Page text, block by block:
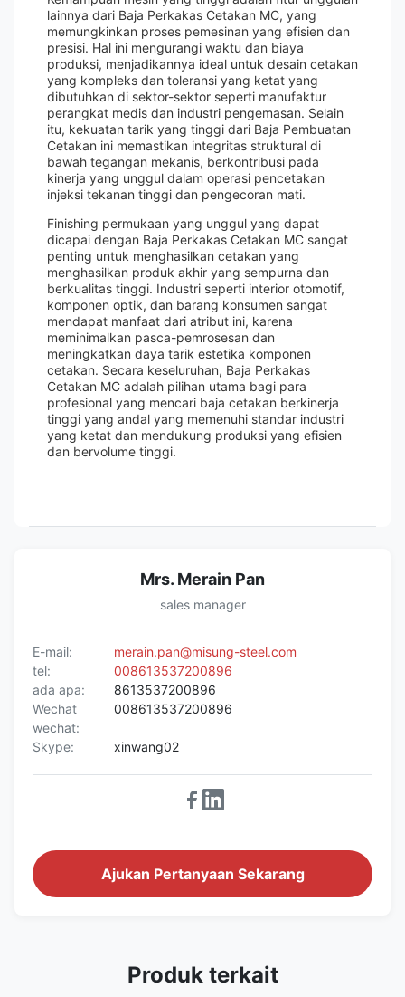
lainnya dari Baja Perkakas Cetakan MC, yang
memungkinkan proses pemesinan yang efisien dan
presisi. Hal ini mengurangi waktu dan biaya
produksi, menjadikannya ideal untuk desain cetakan
yang kompleks dan toleransi yang ketat yang
dibutuhkan di sektor-sektor seperti manufaktur
perangkat medis dan industri pengemasan. Selain
itu, kekuatan tarik yang tinggi dari Baja Pembuatan
Cetakan ini memastikan integritas struktural di
bawah tegangan mekanis, berkontribusi pada
kinerja yang unggul dalam operasi pencetakan
injeksi tekanan tinggi dan pengecoran mati.
Finishing permukaan yang unggul yang dapat
dicapai dengan Baja Perkakas Cetakan MC sangat
penting untuk menghasilkan cetakan yang
menghasilkan produk akhir yang sempurna dan
berkualitas tinggi. Industri seperti interior otomotif,
komponen optik, dan barang konsumen sangat
mendapat manfaat dari atribut ini, karena
meminimalkan pasca-pemrosesan dan
meningkatkan daya tarik estetika komponen
cetakan. Secara keseluruhan, Baja Perkakas
Cetakan MC adalah pilihan utama bagi para
profesional yang mencari baja cetakan berkinerja
tinggi yang andal yang memenuhi standar industri
yang ketat dan mendukung produksi yang efisien
dan bervolume tinggi.
Mrs. Merain Pan
sales manager
E-mail:
merain.pan@misung-steel.com
tel:
008613537200896
ada apa:
8613537200896
Wechat
wechat:
008613537200896
Skype: xinwang02
Ajukan Pertanyaan Sekarang
Produk terkait